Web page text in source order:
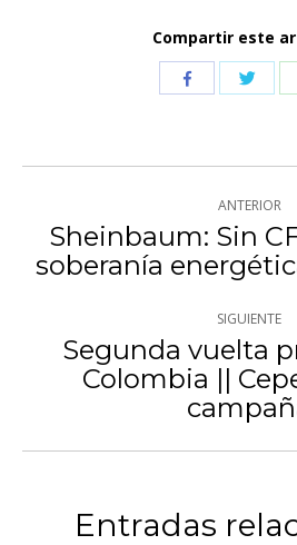
Compartir este
Compartir
Navegación
entre
ANTERIOR
Sheinbaum: Sin
soberanía
SIGUIENTE
Segunda vuelta
Colombia ||
Entradas